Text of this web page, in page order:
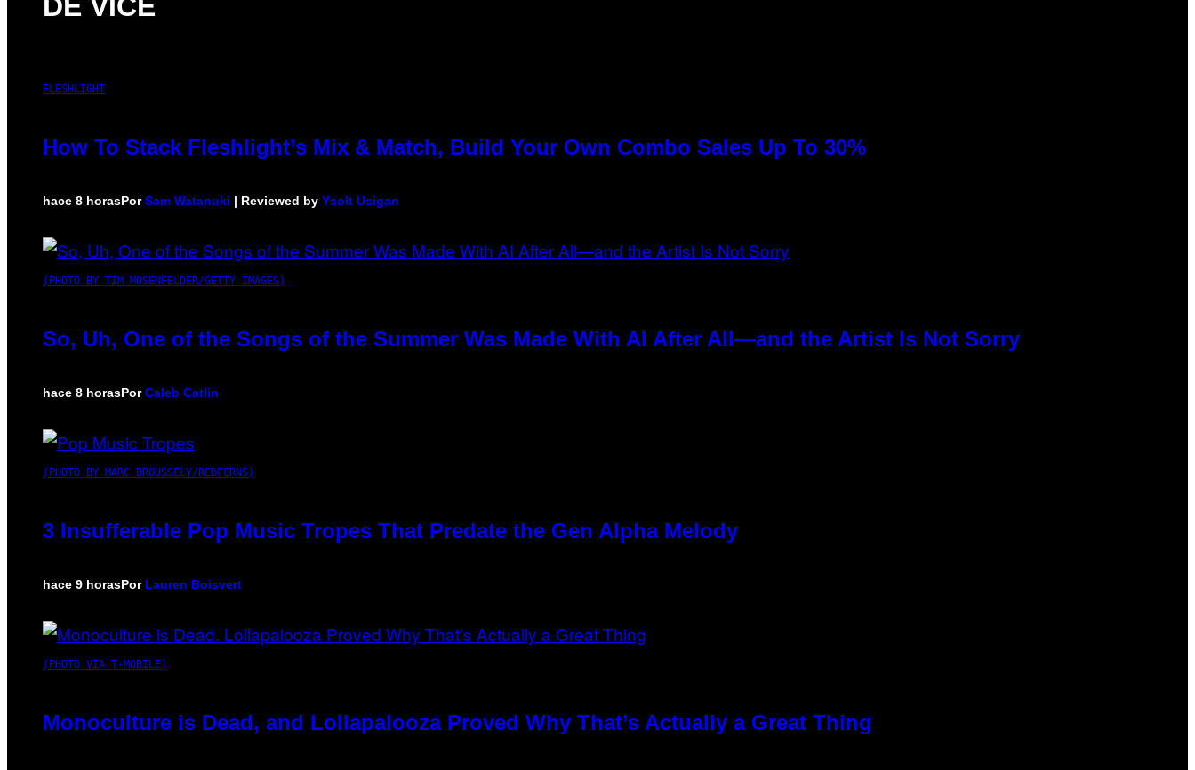
FLESHLIGHT
How To Stack Fleshlight’s Mix & Match, Build Your Own Combo Sales Up To 30%
hace 8 horasPorSam Watanuki | Reviewed by Ysolt Usigan
(PHOTO BY TIM MOSENFELDER/GETTY IMAGES)
So, Uh, One of the Songs of the Summer Was Made With AI After All—and the Artist Is Not Sorry
hace 8 horasPorCaleb Catlin
(PHOTO BY MARC BROUSSELY/REDFERNS)
3 Insufferable Pop Music Tropes That Predate the Gen Alpha Melody
hace 9 horasPor Lauren Boisvert
(PHOTO VIA T-MOBILE)
Monoculture is Dead, and Lollapalooza Proved Why That’s Actually a Great Thing